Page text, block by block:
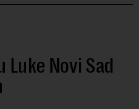
Luke Novi Sad